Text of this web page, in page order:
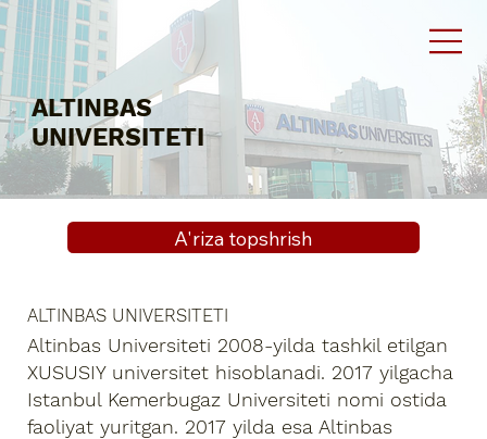
ALTINBAS
UNIVERSITETI
ALTINBAS UNIVERSITETI
Altinbas Universiteti 2008-yilda tashkil etilgan
XUSUSIY universitet hisoblanadi. 2017 yilgacha
Istanbul Kemerbugaz Universiteti nomi ostida
faoliyat yuritgan. 2017 yilda esa Altinbas
A'riza topshrish